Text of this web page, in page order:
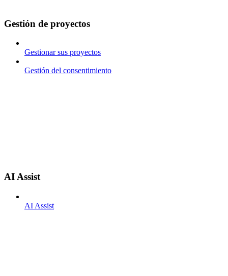
Gestión de proyectos
Gestionar sus proyectos
Gestión del consentimiento
AI Assist
AI Assist